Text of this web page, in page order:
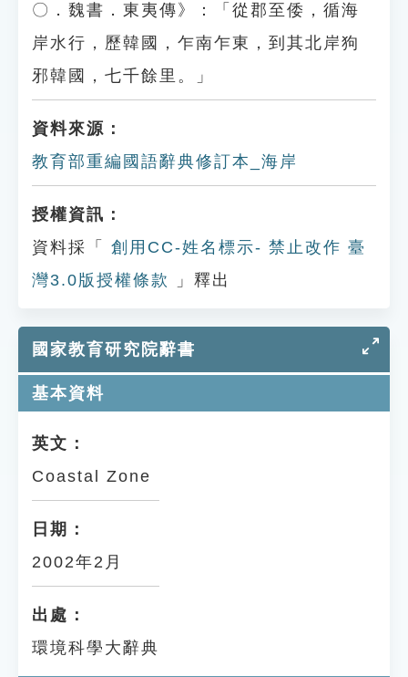
〇．魏書．東夷傳》：「從郡至倭，循海
岸水行，歷韓國，乍南乍東，到其北岸狗
邪韓國，七千餘里。」
資料來源：
教育部重編國語辭典修訂本_海岸
授權資訊：
資料採「
創用CC-姓名標示- 禁止改作 臺
灣3.0版授權條款
」釋出
國家教育研究院辭書
基本資料
英文：
Coastal Zone
日期：
2002年2月
出處：
環境科學大辭典